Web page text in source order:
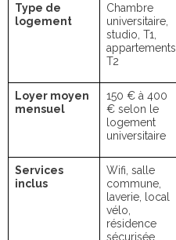
Type de
logement
Chambre
universitaire,
studio, T1,
appartements
T2
Loyer moyen
mensuel
150 € à 400
€ selon le
logement
universitaire
Services
inclus
Wifi, salle
commune,
laverie, local
vélo,
résidence
sécurisée